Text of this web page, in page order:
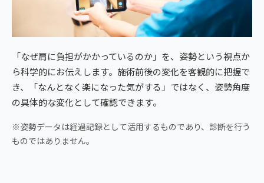
「なぜ肩に負担がかかっているのか」を、姿勢という視点か
ら科学的にお伝えします。施術前後の変化を客観的に把握で
き、「なんとなく楽になった気がする」ではなく、姿勢角度
の具体的な変化として確認できます。
※姿勢データは経過記録として活用するものであり、診断を行う
ものではありません。